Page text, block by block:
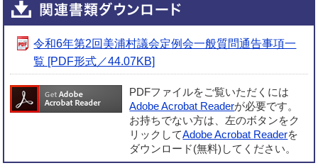
令和6年第2回美浦村議会定例会一般質問通告事項一
覧 [PDF形式／44.07KB]
PDFファイルをご覧いただくには
Adobe Acrobat Readerが必要です。
お持ちでない方は、左のボタンをク
リックしてAdobe Acrobat Readerを
ダウンロード(無料)してください。